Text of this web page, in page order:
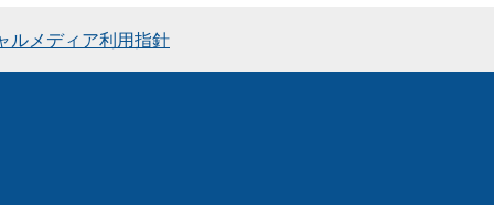
ルメディア利用指針